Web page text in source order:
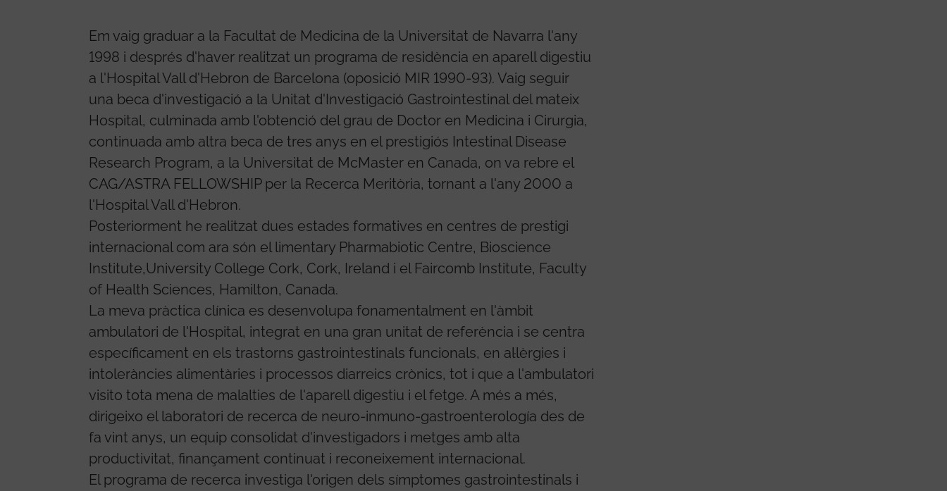
Em vaig graduar a la Facultat de Medicina de la Universitat de Navarra l'any
1998 i després d'haver realitzat un programa de residència en aparell digestiu
a l'Hospital Vall d'Hebron de Barcelona (oposició MIR 1990-93). Vaig seguir
una beca d'investigació a la Unitat d'Investigació Gastrointestinal del mateix
Hospital, culminada amb l'obtenció del grau de Doctor en Medicina i Cirurgia,
continuada amb altra beca de tres anys en el prestigiós Intestinal Disease
Research Program, a la Universitat de McMaster en Canada, on va rebre el
CAG/ASTRA FELLOWSHIP per la Recerca Meritòria, tornant a l'any 2000 a
l'Hospital Vall d'Hebron.
Posteriorment he realitzat dues estades formatives en centres de prestigi
internacional com ara són el limentary Pharmabiotic Centre, Bioscience
Institute,University College Cork, Cork, Ireland i el Faircomb Institute, Faculty
of Health Sciences, Hamilton, Canada.
La meva pràctica clínica es desenvolupa fonamentalment en l'àmbit
ambulatori de l'Hospital, integrat en una gran unitat de referència i se centra
específicament en els trastorns gastrointestinals funcionals, en al·lèrgies i
intoleràncies alimentàries i processos diarreics crònics, tot i que a l'ambulatori
visito tota mena de malalties de l'aparell digestiu i el fetge. A més a més,
dirigeixo el laboratori de recerca de neuro-inmuno-gastroenterología des de
fa vint anys, un equip consolidat d'investigadors i metges amb alta
productivitat, finançament continuat i reconeixement internacional.
El programa de recerca investiga l'origen dels símptomes gastrointestinals i